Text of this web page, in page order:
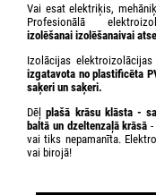
Vai esat elektriķis,
Profesionālā
izolēšanai izolēšanaivai
Izolācijas
izgatavota noplastificēta
saķeri un saķeri.
Dēļplašā krāsu klāsta-
baltā un dzeltenzaļā krāsā -
vai tiks nepamanīta.
vai birojā!